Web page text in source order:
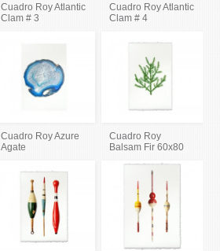
Cuadro Roy Atlantic
Clam # 3
Cuadro Roy Atlantic
Clam # 4
Cuadro Roy Azure
Agate
Cuadro Roy
Balsam Fir 60x80